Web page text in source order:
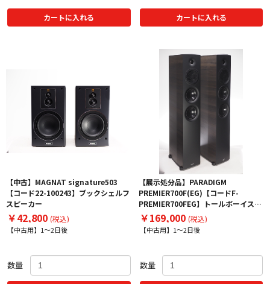
カートに入れる カートに入れる
【中古】MAGNAT signature503
【コード22-100243】ブックシェルフ
スピーカー
￥42,800 (税込)
【中古用】1～2日後
数量
【展示処分品】PARADIGM
PREMIER700F(EG)【コードF-
PREMIER700FEG】トールボーイスピ
ーカー ペア
￥169,000 (税込)
【中古用】1～2日後
数量